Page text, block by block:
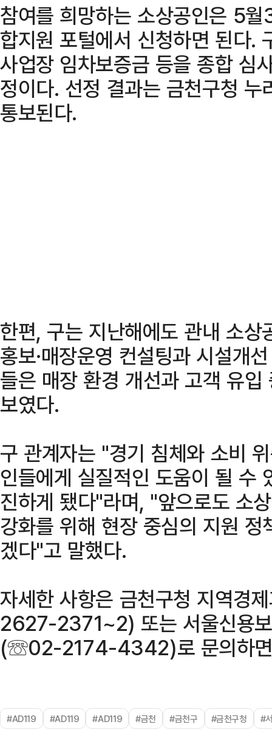
참여를 희망하는 소상공인은 5
합지원 포털에서 신청하면 된다.
사업장 임차보증금 등을 종합 심
정이다. 선정 결과는 금천구청
통보된다.
한편, 구는 지난해에도 관내 소
홍보·매장운영 컨설팅과 시설개
들은 매장 환경 개선과 고객 유
보였다.
구 관계자는 "경기 침체와 소비
인들에게 실질적인 도움이 될 수
진하게 됐다"라며, "앞으로도 소
강화를 위해 현장 중심의 지원
겠다"고 말했다.
자세한 사항은 금천구청 지역경
2627-2371~2) 또는 서울신용
(☏02-2174-4342)로 문의하면
#AD119 #AD119 #AD119 #금천 #금천구 #금천구청 #